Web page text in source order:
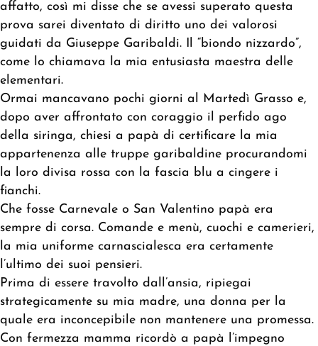
affatto, così mi disse che se avessi superato questa
prova sarei diventato di diritto uno dei valorosi
guidati da Giuseppe Garibaldi. Il “biondo nizzardo”,
come lo chiamava la mia entusiasta maestra delle
elementari.
Ormai mancavano pochi giorni al Martedì Grasso e,
dopo aver affrontato con coraggio il perfido ago
della siringa, chiesi a papà di certificare la mia
appartenenza alle truppe garibaldine procurandomi
la loro divisa rossa con la fascia blu a cingere i
fianchi.
Che fosse Carnevale o San Valentino papà era
sempre di corsa. Comande e menù, cuochi e camerieri,
la mia uniforme carnascialesca era certamente
l’ultimo dei suoi pensieri.
Prima di essere travolto dall’ansia, ripiegai
strategicamente su mia madre, una donna per la
quale era inconcepibile non mantenere una promessa.
Con fermezza mamma ricordò a papà l’impegno